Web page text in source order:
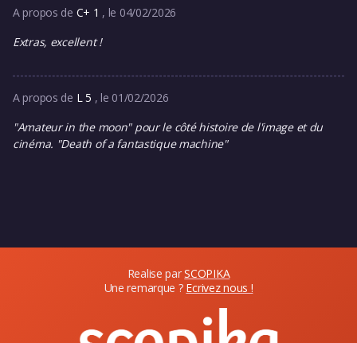
A propos de C+ 1 , le 04/02/2026
Extras, excellent !
A propos de L 5 , le 01/02/2026
"Amateur in the moon" pour le côté histoire de l'image et du
cinéma. "Death of a fantastique machine"
Realise parSCOPIKA
Une remarque ? Ecrivez nous !